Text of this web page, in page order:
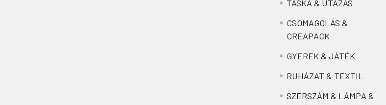
TÁSKA & UTAZÁS
CSOMAGOLÁS &
CREAPACK
GYEREK & JÁTÉK
RUHÁZAT & TEXTIL
SZERSZÁM & LÁMPA &